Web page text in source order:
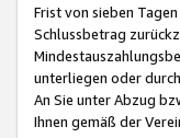
Frist von sieben
Schlussbetrag
unterliegen oder
An Sie unter Abzug
Ihnen gemäß der